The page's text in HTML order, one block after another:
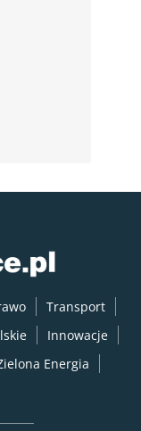
Transport
Innowacje
Energia